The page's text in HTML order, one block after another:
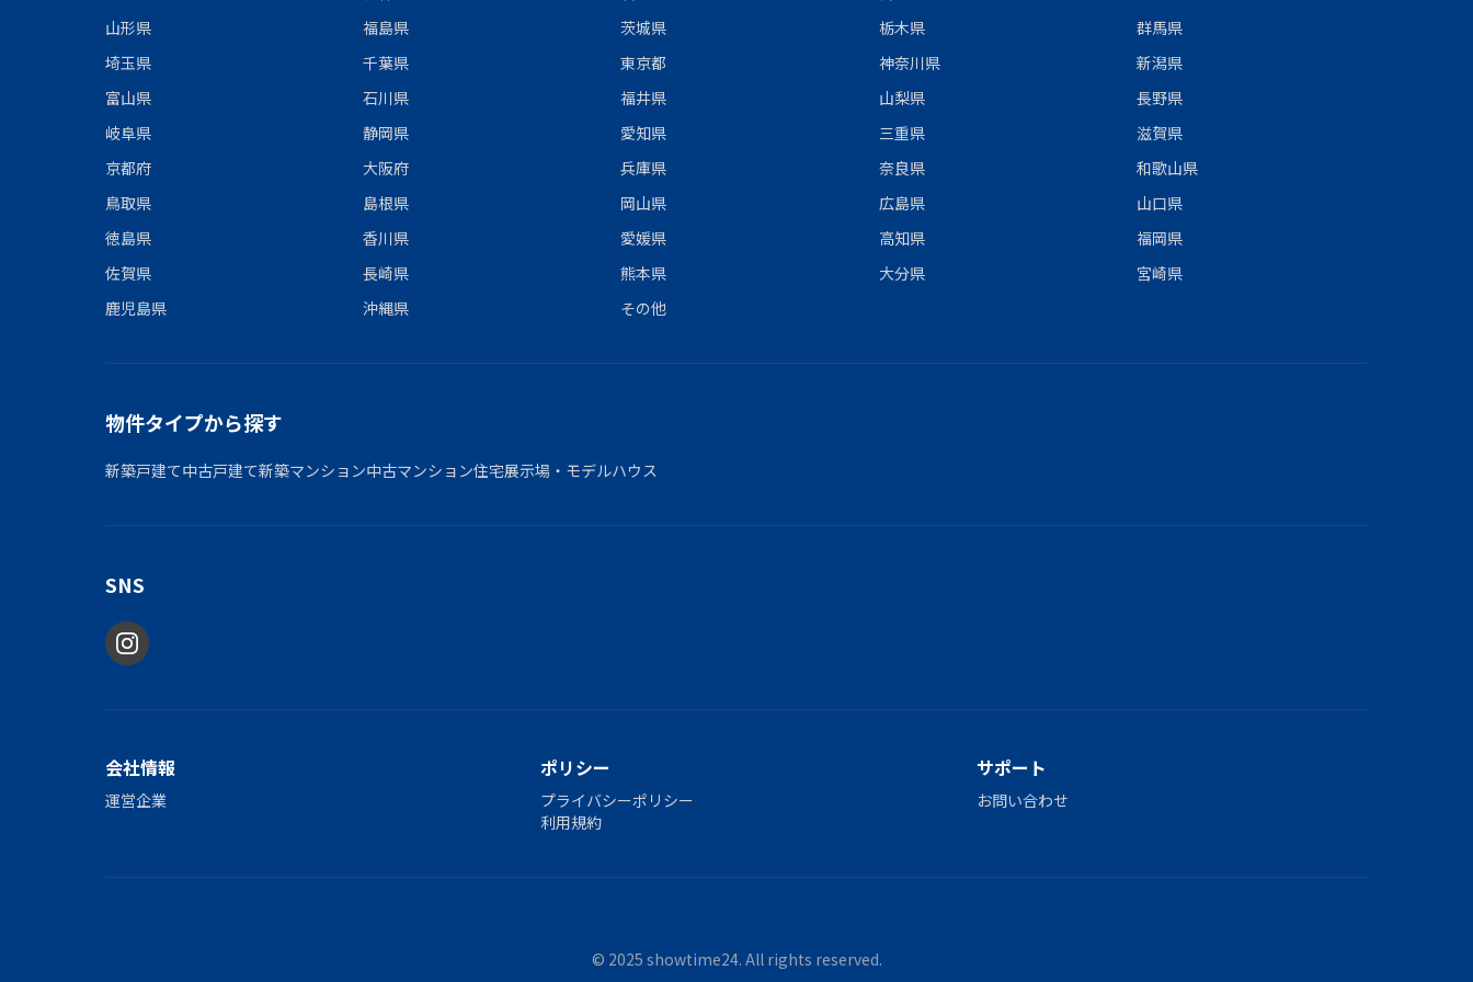
山形県
福島県 茨城県 栃木県
群馬県
埼玉県
千葉県 東京都 神奈川県
新潟県
富山県
石川県 福井県 山梨県
長野県
岐阜県
静岡県 愛知県 三重県
滋賀県
京都府
大阪府 兵庫県 奈良県
和歌山県
鳥取県
島根県 岡山県 広島県
山口県
徳島県
香川県 愛媛県 高知県
福岡県
佐賀県
長崎県 熊本県 大分県
宮崎県
鹿児島県
沖縄県 その他
物件タイプから探す
新築戸建て中古戸建て新築マンション中古マンション住宅展示場・モデルハウス
SNS
会社情報
運営企業
ポリシー
プライバシーポリシー
利用規約
サポート
お問い合わせ
© 2025 showtime24. All rights reserved.